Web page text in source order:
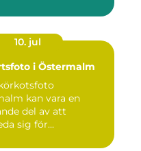
10. jul
i Östermalm
kan vara en
del av att
sig för...